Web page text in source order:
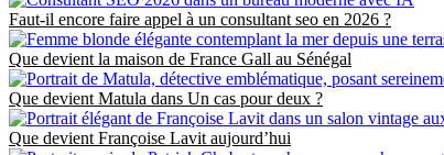
Faut-il encore faire appel à un consultant seo en 2026 ?
Que devient la maison de France Gall au Sénégal
Que devient Matula dans Un cas pour deux ?
Que devient Françoise Lavit aujourd’hui